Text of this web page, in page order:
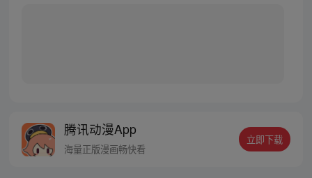
腾讯动漫App
海量正版漫画畅快看
立即下载